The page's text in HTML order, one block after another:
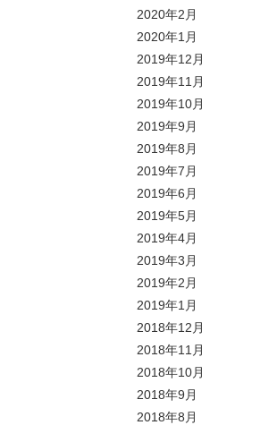
2020年2月
2020年1月
2019年12月
2019年11月
2019年10月
2019年9月
2019年8月
2019年7月
2019年6月
2019年5月
2019年4月
2019年3月
2019年2月
2019年1月
2018年12月
2018年11月
2018年10月
2018年9月
2018年8月